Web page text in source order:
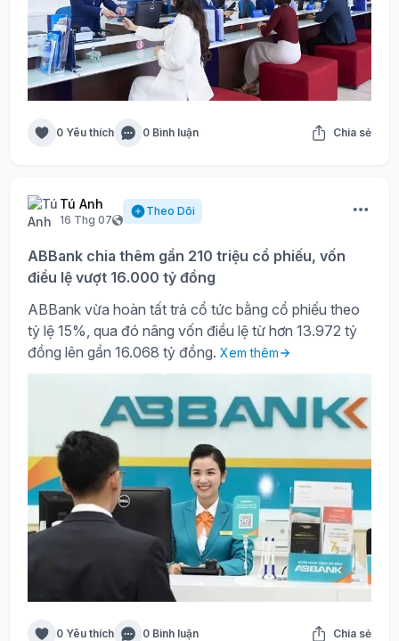
0 Yêu thích 0 Bình luận Chia sẻ
Tú Anh
16 Thg 07
Theo Dõi
ABBank chia thêm gần 210 triệu cổ phiếu, vốn
điều lệ vượt 16.000 tỷ đồng
ABBank vừa hoàn tất trả cổ tức bằng cổ phiếu theo
tỷ lệ 15%, qua đó nâng vốn điều lệ từ hơn 13.972 tỷ
đồng lên gần 16.068 tỷ đồng. Xem thêm
0 Yêu thích 0 Bình luận Chia sẻ